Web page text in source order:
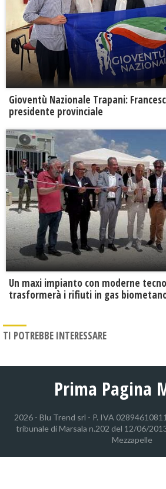
Gioventù Nazionale Trapani:
presidente provinciale
Un maxi impianto con moderne
trasformerà i rifiuti in gas
TI POTREBBE INTERESSARE
Prima Pagina
2026 - Blu Trend srl - P. IVA
tribunale di Marsala n.202 del 12/06/
Mezzapelle